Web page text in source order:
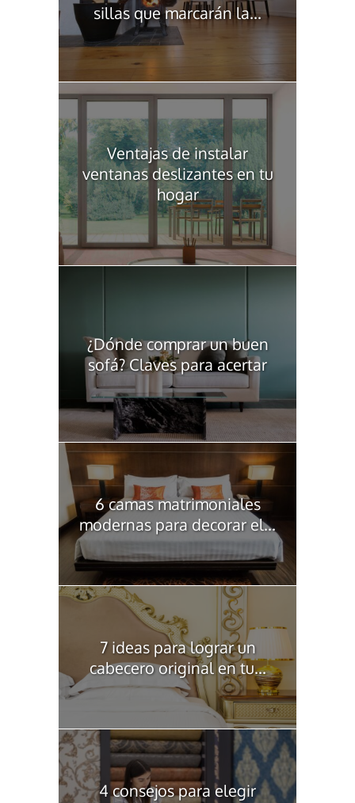
sillas que marcarán la...
Ventajas de instalar
ventanas deslizantes en tu
hogar
¿Dónde comprar un buen
sofá? Claves para acertar
6 camas matrimoniales
modernas para decorar el...
7 ideas para lograr un
cabecero original en tu...
4 consejos para elegir